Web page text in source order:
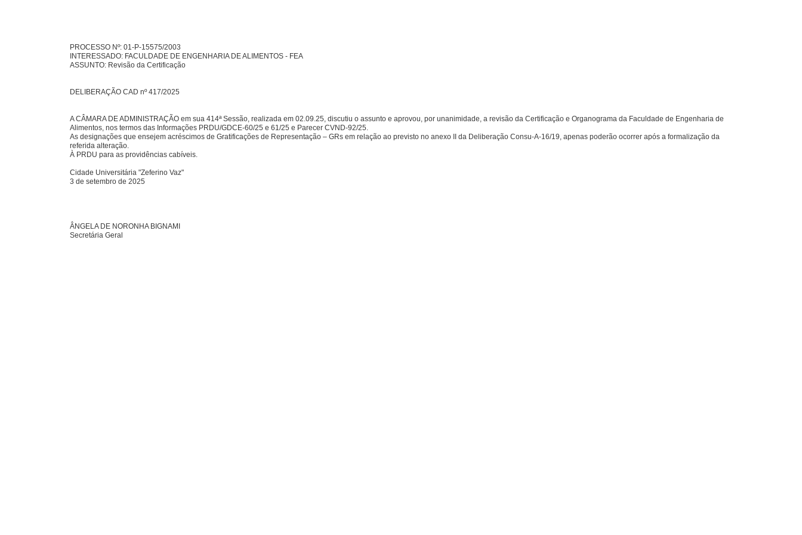
PROCESSO Nº: 01-P-15575/2003
INTERESSADO: FACULDADE DE ENGENHARIA DE ALIMENTOS - FEA
ASSUNTO: Revisão da Certificação
DELIBERAÇÃO CAD nº 417/2025
A CÂMARA DE ADMINISTRAÇÃO em sua 414ª Sessão, realizada em 02.09.25, discutiu o assunto e aprovou, por unanimidade, a revisão da Certificação e Organograma da Faculdade de Engenharia de
Alimentos, nos termos das Informações PRDU/GDCE-60/25 e 61/25 e Parecer CVND-92/25.
As designações que ensejem acréscimos de Gratificações de Representação – GRs em relação ao previsto no anexo II da Deliberação Consu-A-16/19, apenas poderão ocorrer após a formalização da
referida alteração.
À PRDU para as providências cabíveis.
Cidade Universitária "Zeferino Vaz"
3 de setembro de 2025
ÂNGELA DE NORONHA BIGNAMI
Secretária Geral